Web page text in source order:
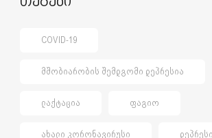
COVID-19
ᲛᲨᲝᲑᲘᲐᲠᲝᲑᲘᲡ ᲨᲔᲛᲓᲒᲝᲛᲘ ᲓᲔᲞᲠᲔᲡᲘᲐ
ᲚᲐᲥᲢᲐᲪᲘᲐ ᲤᲐᲒᲘᲝ
ᲐᲮᲐᲚᲘ ᲙᲝᲠᲝᲜᲐᲕᲘᲠᲣᲡᲘ